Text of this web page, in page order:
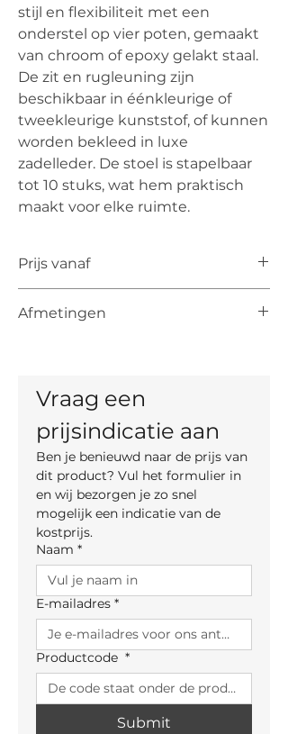
stijl en flexibiliteit met een
onderstel op vier poten, gemaakt
van chroom of epoxy gelakt staal.
De zit en rugleuning zijn
beschikbaar in éénkleurige of
tweekleurige kunststof, of kunnen
worden bekleed in luxe
zadelleder. De stoel is stapelbaar
tot 10 stuks, wat hem praktisch
maakt voor elke ruimte.
Prijs vanaf
het artikel. De uiteindelijke prijs is
Afmetingen
Zithoogte: 45 cm
Vraag een
prijsindicatie aan
Ben je benieuwd naar de prijs van
dit product? Vul het formulier in
en wij bezorgen je zo snel
mogelijk een indicatie van de
kostprijs.
Naam *
E-mailadres *
Productcode *
Submit